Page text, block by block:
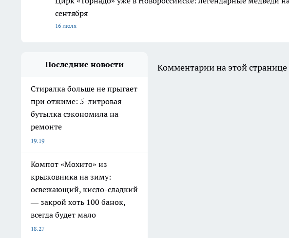
сентября
16 июля
Последние новости
Стиралка больше не прыгает
при отжиме: 5-литровая
бутылка сэкономила на
ремонте
19:19
Компот «Мохито» из
крыжовника на зиму:
освежающий, кисло-сладкий
— закрой хоть 100 банок,
всегда будет мало
18:27
Комментарии на этой